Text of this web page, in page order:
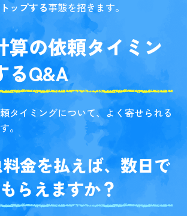
ップする事態を招きます。
算の依頼タイミン
るQ&A
タイミングについて、よく寄せられる
。
金を払えば、数日で
らえますか？